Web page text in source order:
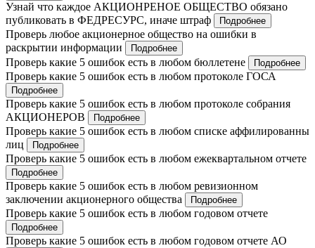
Узнай что каждое АКЦИОНРЕНОЕ ОБЩЕСТВО обязано
публиковать в ФЕДРЕСУРС, иначе штраф
Подробнее
Проверь любое акционерное общество на ошибки в
раскрытии информации
Подробнее
Проверь какие 5 ошибок есть в любом бюллетене Подробнее
Проверь какие 5 ошибок есть в любом протоколе ГОСА
Подробнее
Проверь какие 5 ошибок есть в любом протоколе собрания
АКЦИОНЕРОВ
Подробнее
Проверь какие 5 ошибок есть в любом списке аффилированны
лиц
Подробнее
Проверь какие 5 ошибок есть в любом ежеквартальном отчете
Подробнее
Проверь какие 5 ошибок есть в любом ревизионном
заключении акционерного общества
Подробнее
Проверь какие 5 ошибок есть в любом годовом отчете
Подробнее
Проверь какие 5 ошибок есть в любом годовом отчете АО